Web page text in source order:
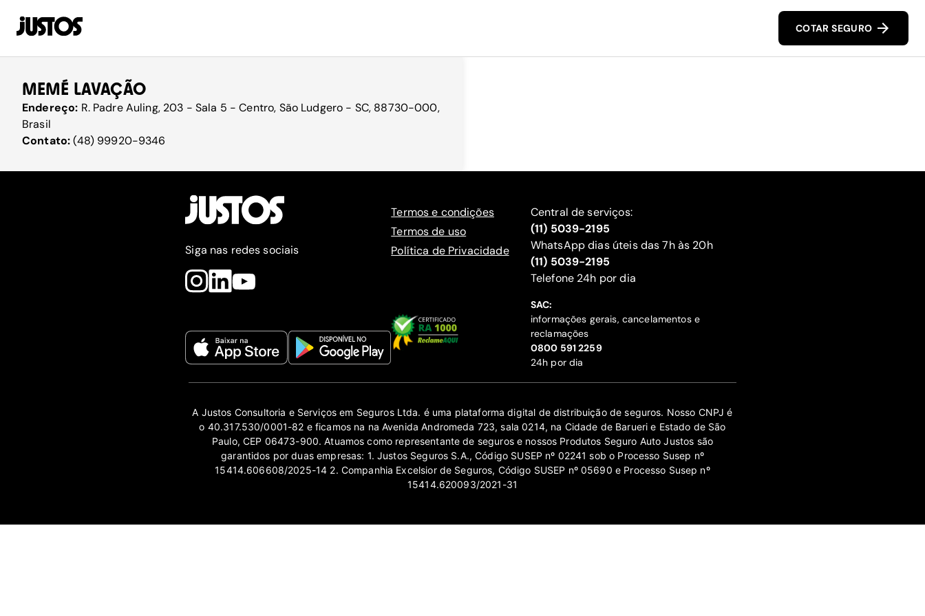
COTAR SEGURO
MEMÉ LAVAÇÃO
Endereço: R. Padre Auling, 203 - Sala 5 - Centro, São Ludgero - SC, 88730-000,
Brasil
Contato:(48) 99920-9346
Siga nas redes sociais
Termos e condições
Termos de uso
Política de Privacidade
Central de serviços:
(11) 5039-2195
WhatsApp dias úteis das 7h às 20h
(11) 5039-2195
‍Telefone 24h por dia
SAC:
informações gerais, cancelamentos e
reclamações
‍0800 591 2259
24h por dia
A Justos Consultoria e Serviços em Seguros Ltda. é uma plataforma digital de distribuição de seguros. Nosso CNPJ é
o 40.317.530/0001-82 e ficamos na na Avenida Andromeda 723, sala 0214, na Cidade de Barueri e Estado de São
Paulo, CEP 06473-900. Atuamos como representante de seguros e nossos Produtos Seguro Auto Justos são
garantidos por duas empresas: 1. Justos Seguros S.A., Código SUSEP nº 02241 sob o Processo Susep nº
15414.606608/2025-14 2. Companhia Excelsior de Seguros, Código SUSEP nº 05690 e Processo Susep nº
15414.620093/2021-31